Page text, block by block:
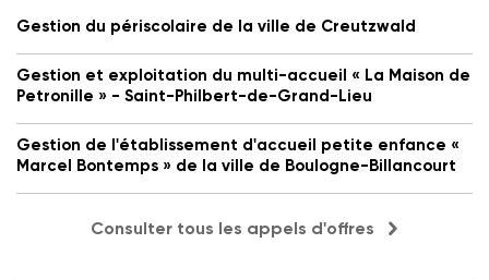
Gestion du périscolaire de la ville de Creutzwald
Gestion et exploitation du multi-accueil « La Maison de
Petronille » - Saint-Philbert-de-Grand-Lieu
Gestion de l'établissement d'accueil petite enfance «
Marcel Bontemps » de la ville de Boulogne-Billancourt
Consulter tous les appels d'offres